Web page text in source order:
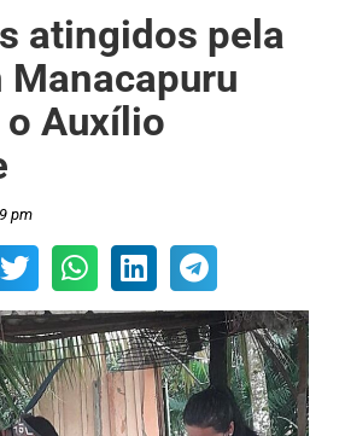
atingidos pela
Manacapuru
Auxílio
pm